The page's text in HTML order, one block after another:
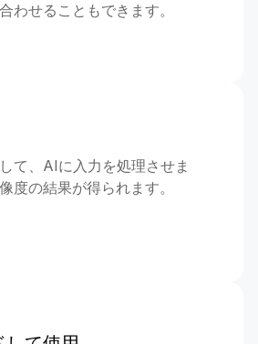
わせることもできます。
て、AIに入力を処理させま
度の結果が得られます。